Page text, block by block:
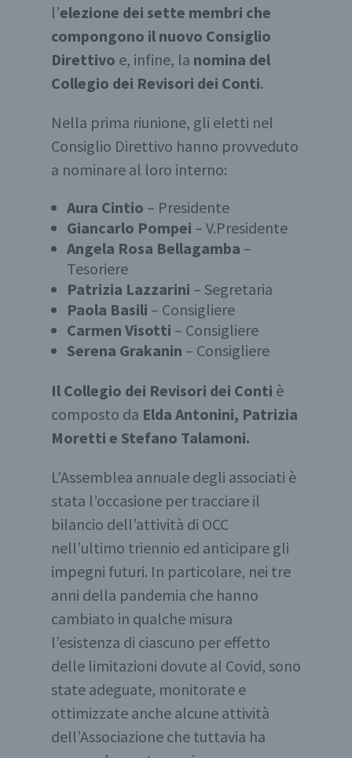
l’elezione dei sette membri che
compongono il nuovo Consiglio
Direttivo e, infine, la nomina del
Collegio dei Revisori dei Conti.
Nella prima riunione, gli eletti nel
Consiglio Direttivo hanno provveduto
a nominare al loro interno:
Aura Cintio – Presidente
Giancarlo Pompei – V.Presidente
Angela Rosa Bellagamba –
Tesoriere
Patrizia Lazzarini – Segretaria
Paola Basili – Consigliere
Carmen Visotti – Consigliere
Serena Grakanin – Consigliere
Il Collegio dei Revisori dei Conti è
composto da Elda Antonini, Patrizia
Moretti e Stefano Talamoni.
L’Assemblea annuale degli associati è
stata l’occasione per tracciare il
bilancio dell’attività di OCC
nell’ultimo triennio ed anticipare gli
impegni futuri. In particolare, nei tre
anni della pandemia che hanno
cambiato in qualche misura
l’esistenza di ciascuno per effetto
delle limitazioni dovute al Covid, sono
state adeguate, monitorate e
ottimizzate anche alcune attività
dell’Associazione che tuttavia ha